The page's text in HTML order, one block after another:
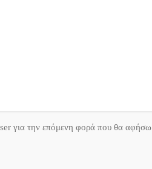
για την επόμενη φορά που θα αφήσω